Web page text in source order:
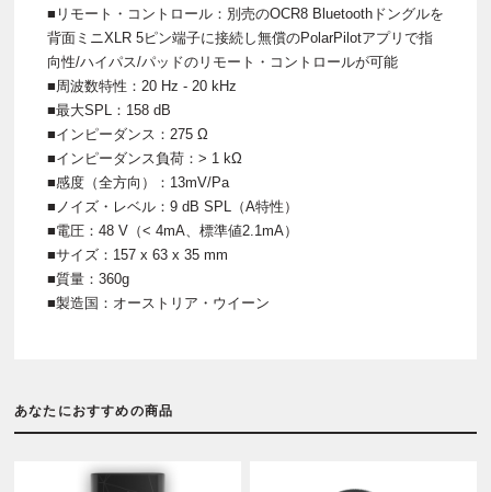
■リモート・コントロール：別売のOCR8 Bluetoothドングルを
背面ミニXLR 5ピン端子に接続し無償のPolarPilotアプリで指
向性/ハイパス/パッドのリモート・コントロールが可能
■周波数特性：20 Hz - 20 kHz
■最大SPL：158 dB
■インピーダンス：275 Ω
■インピーダンス負荷：> 1 kΩ
■感度（全方向）：13mV/Pa
■ノイズ・レベル：9 dB SPL（A特性）
■電圧：48 V（< 4mA、標準値2.1mA）
■サイズ：157 x 63 x 35 mm
■質量：360g
■製造国：オーストリア・ウイーン
あなたにおすすめの商品